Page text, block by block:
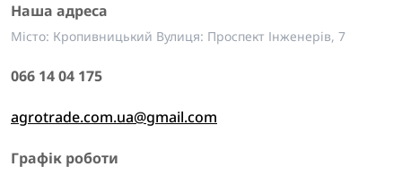
Наша адреса
Місто: Кропивницький Вулиця: Проспект Інженерів, 7
066 14 04 175
agrotrade.com.ua@gmail.com
Графік роботи